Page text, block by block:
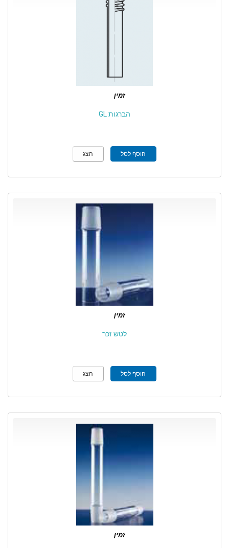
זמין
הברגות GL
הוסף לסל הצג
זמין
לטש זכר
הוסף לסל הצג
זמין